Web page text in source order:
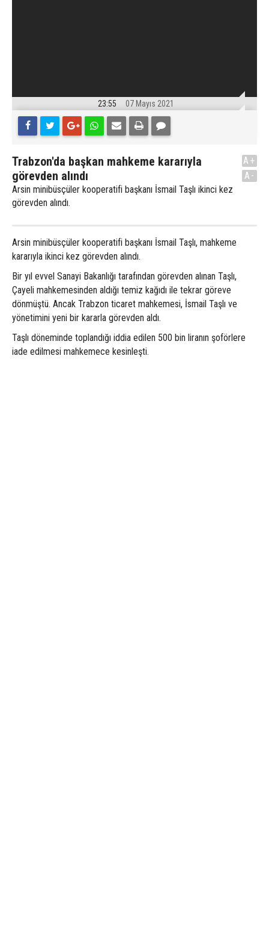
23:55 07 Mayıs 2021
Trabzon'da başkan mahkeme kararıyla
görevden alındı
Arsin minibüsçüler kooperatifi başkanı İsmail Taşlı ikinci kez
görevden alındı.
A+
A-
Arsin minibüsçüler kooperatifi başkanı İsmail Taşlı, mahkeme
kararıyla ikinci kez görevden alındı.
Bir yıl evvel Sanayi Bakanlığı tarafından görevden alınan Taşlı,
Çayeli mahkemesinden aldığı temiz kağıdı ile tekrar göreve
dönmüştü. Ancak Trabzon ticaret mahkemesi, İsmail Taşlı ve
yönetimini yeni bir kararla görevden aldı.
Taşlı döneminde toplandığı iddia edilen 500 bin liranın şoförlere
iade edilmesi mahkemece kesinleşti.